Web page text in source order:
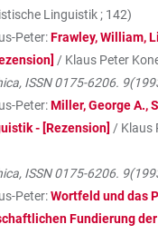
Linguistik ; 142)
Peter:Frawley, William,
/ Klaus Peter
ISSN 0175-6206.
Peter:Miller, George A.,
- [Rezension] / Klaus
ISSN 0175-6206.
Peter:Wortfeld und das
Fundierung